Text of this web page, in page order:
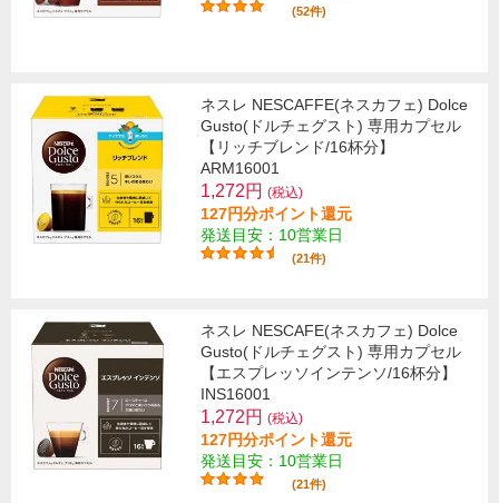
(52件)
ネスレ NESCAFFE(ネスカフェ) Dolce
Gusto(ドルチェグスト) 専用カプセル
【リッチブレンド/16杯分】
ARM16001
1,272円 (税込)
127円分ポイント還元
発送目安：10営業日
(21件)
ネスレ NESCAFE(ネスカフェ) Dolce
Gusto(ドルチェグスト) 専用カプセル
【エスプレッソインテンソ/16杯分】
INS16001
1,272円 (税込)
127円分ポイント還元
発送目安：10営業日
(21件)